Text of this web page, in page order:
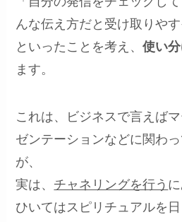
んな伝え方だと受け取りやす
といったことを考え、使い
ます。
これは、ビジネスで言えば
ゼンテーションなどに関わ
が、
実は、 チャネリングを行う
ひいてはスピリチュアルを